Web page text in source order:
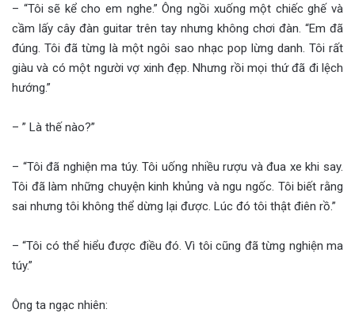
– “Tôi sẽ kể cho em nghe.” Ông ngồi xuống một chiếc ghế và
cầm lấy cây đàn guitar trên tay nhưng không chơi đàn. “Em đã
đúng. Tôi đã từng là một ngôi sao nhạc pop lừng danh. Tôi rất
giàu và có một người vợ xinh đẹp. Nhưng rồi mọi thứ đã đi lệch
hướng.”
– ” Là thế nào?”
– “Tôi đã nghiện ma túy. Tôi uống nhiều rượu và đua xe khi say.
Tôi đã làm những chuyện kinh khủng và ngu ngốc. Tôi biết rằng
sai nhưng tôi không thể dừng lại được. Lúc đó tôi thật điên rồ.”
– “Tôi có thể hiểu được điều đó. Vì tôi cũng đã từng nghiện ma
túy.”
Ông ta ngạc nhiên: